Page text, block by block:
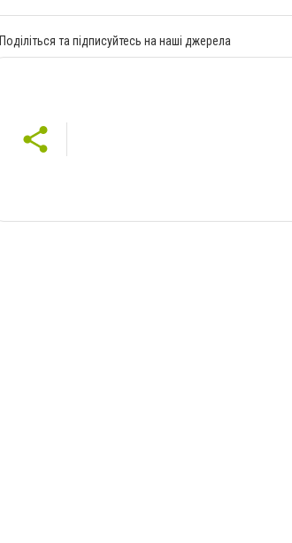
Поділіться та підписуйтесь на наші джерела